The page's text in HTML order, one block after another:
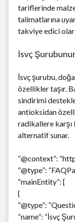
tariflerinde
talimatlarına
takviye edici
İsvç
İsvç şurubu,
özellikler taşır.
sindirimi
antioksidan
radikallere karşı
alternatif sunar.
“@context”:
“@type”:
“mainEntity”: [
{
“@type”:
“name”: “İsvç